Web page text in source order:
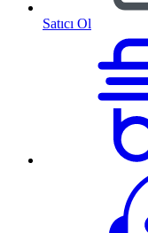
Satıcı Ol